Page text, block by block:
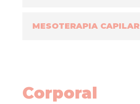
MESOTERAPIA CAPILAR
Corporal